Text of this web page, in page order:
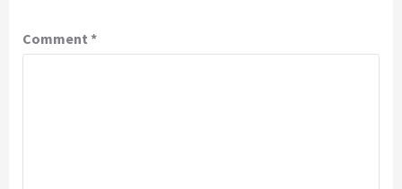
Comment *